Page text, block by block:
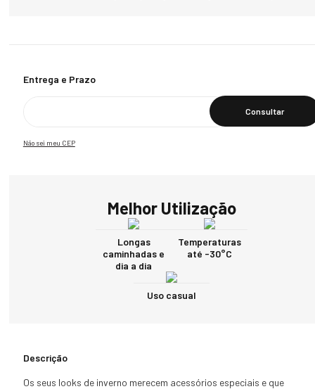
Não sei meu CEP
Calcular O Frete
Melhor Utilização
Longas
caminhadas e
dia a dia
Temperaturas
até -30°C
Uso casual
Descrição
Os seus looks de inverno merecem acessórios especiais e que